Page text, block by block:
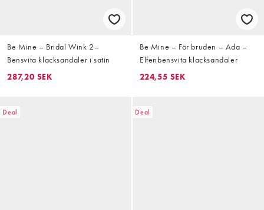
Be Mine – Bridal Wink 2–
Bensvita klacksandaler i satin
287,20 SEK
Be Mine – För bruden – Ada –
Elfenbensvita klacksandaler
224,55 SEK
Deal Deal